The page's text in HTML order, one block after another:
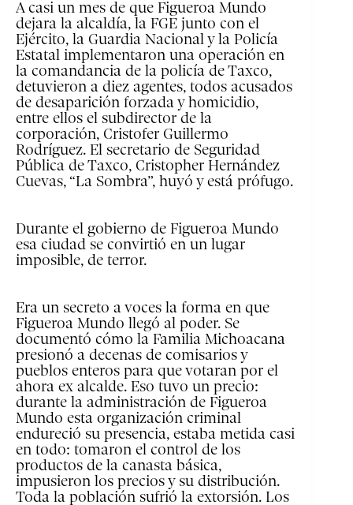
A casi un mes de que Figueroa Mundo
dejara la alcaldía, la FGE junto con el
Ejército, la Guardia Nacional y la Policía
Estatal implementaron una operación en
la comandancia de la policía de Taxco,
detuvieron a diez agentes, todos acusados
de desaparición forzada y homicidio,
entre ellos el subdirector de la
corporación, Cristofer Guillermo
Rodríguez. El secretario de Seguridad
Pública de Taxco, Cristopher Hernández
Cuevas, “La Sombra”, huyó y está prófugo.
Durante el gobierno de Figueroa Mundo
esa ciudad se convirtió en un lugar
imposible, de terror.
Era un secreto a voces la forma en que
Figueroa Mundo llegó al poder. Se
documentó cómo la Familia Michoacana
presionó a decenas de comisarios y
pueblos enteros para que votaran por el
ahora ex alcalde. Eso tuvo un precio:
durante la administración de Figueroa
Mundo esta organización criminal
endureció su presencia, estaba metida casi
en todo: tomaron el control de los
productos de la canasta básica,
impusieron los precios y su distribución.
Toda la población sufrió la extorsión. Los